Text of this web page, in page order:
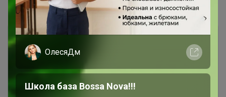
ОлесяДм
Школа база Bossa Nova!!!